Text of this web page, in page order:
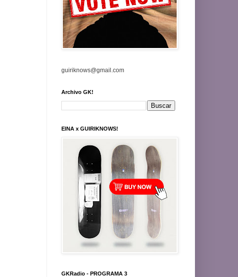
guiriknows@gmail.com
Archivo GK!
EINA x GUIRIKNOWS!
GKRadio - PROGRAMA 3